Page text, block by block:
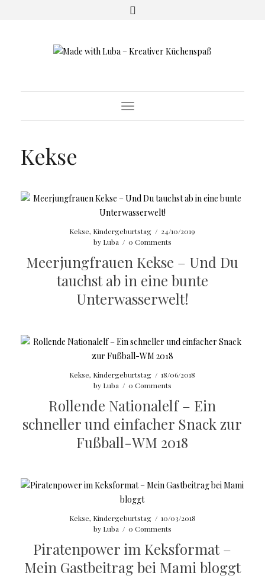
Toggle
Navigation
Kekse
Kekse, Kindergeburtstag / 24/10/2019
by Luba / 0 Comments
Meerjungfrauen Kekse – Und Du
tauchst ab in eine bunte
Unterwasserwelt!
Kekse, Kindergeburtstag / 18/06/2018
by Luba / 0 Comments
Rollende Nationalelf – Ein
schneller und einfacher Snack zur
Fußball-WM 2018
Kekse, Kindergeburtstag / 10/03/2018
by Luba / 0 Comments
Piratenpower im Keksformat –
Mein Gastbeitrag bei Mami bloggt